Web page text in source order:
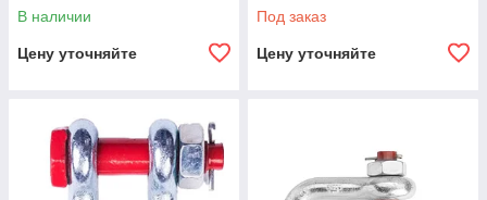
В наличии
Цену уточняйте
Под заказ
Цену уточняйте